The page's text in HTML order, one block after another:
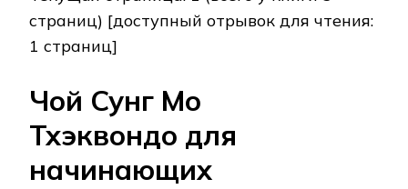
страниц) [доступный отрывок для чтения:
1 страниц]
Чой Сунг Мо
Тхэквондо для
начинающих